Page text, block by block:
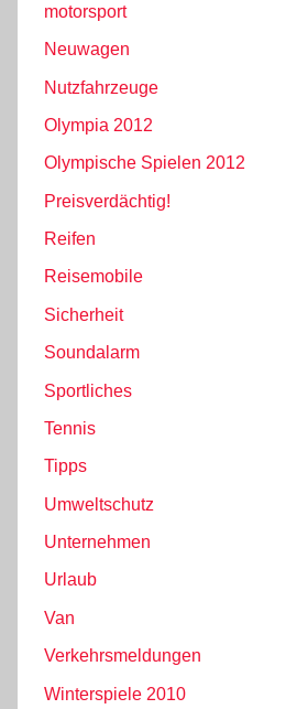
motorsport
Neuwagen
Nutzfahrzeuge
Olympia 2012
Olympische Spielen 2012
Preisverdächtig!
Reifen
Reisemobile
Sicherheit
Soundalarm
Sportliches
Tennis
Tipps
Umweltschutz
Unternehmen
Urlaub
Van
Verkehrsmeldungen
Winterspiele 2010